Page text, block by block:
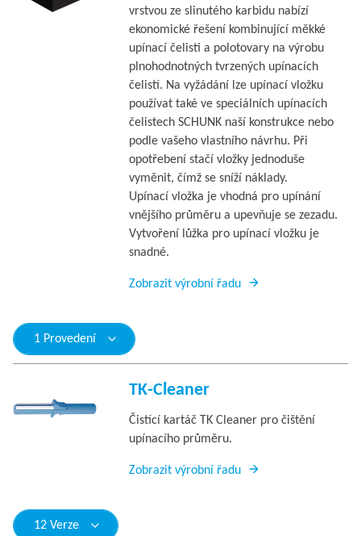
vrstvou ze slinutého karbidu nabízí
ekonomické řešení kombinující měkké
upínací čelisti a polotovary na výrobu
plnohodnotných tvrzených upínacích
čelistí. Na vyžádání lze upínací vložku
používat také ve speciálních upínacích
čelistech SCHUNK naší konstrukce nebo
podle vašeho vlastního návrhu. Při
opotřebení stačí vložky jednoduše
vyměnit, čímž se sníží náklady.
Upínací vložka je vhodná pro upínání
vnějšího průměru a upevňuje se zezadu.
Vytvoření lůžka pro upínací vložku je
snadné.
Zobrazit výrobní řadu
1 Provedení
TK-Cleaner
Čistící kartáč TK Cleaner pro čištění
upínacího průměru.
Zobrazit výrobní řadu
12 Verze